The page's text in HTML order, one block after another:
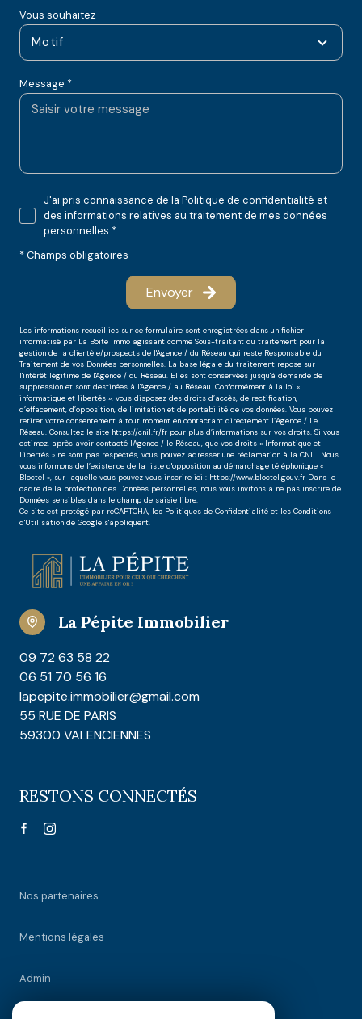
Vous souhaitez
Motif
Message *
J'ai pris connaissance de la Politique de confidentialité et
des informations relatives au traitement de mes données
personnelles *
* Champs obligatoires
Envoyer
Les informations recueillies sur ce formulaire sont enregistrées dans un fichier
informatisé par La Boite Immo agissant comme Sous-traitant du traitement pour la
gestion de la clientèle/prospects de l'Agence / du Réseau qui reste Responsable du
Traitement de vos Données personnelles. La base légale du traitement repose sur
l'intérêt légitime de l'Agence / du Réseau. Elles sont conservées jusqu'à demande de
suppression et sont destinées à l'Agence / au Réseau. Conformément à la loi «
informatique et libertés », vous disposez des droits d’accès, de rectification,
d’effacement, d’opposition, de limitation et de portabilité de vos données. Vous pouvez
retirer votre consentement à tout moment en contactant directement l’Agence / Le
Réseau. Consultez le site https://cnil.fr/fr pour plus d’informations sur vos droits. Si vous
estimez, après avoir contacté l'Agence / le Réseau, que vos droits « Informatique et
Libertés » ne sont pas respectés, vous pouvez adresser une réclamation à la CNIL. Nous
vous informons de l’existence de la liste d'opposition au démarchage téléphonique «
Bloctel », sur laquelle vous pouvez vous inscrire ici : https://www.bloctel.gouv.fr Dans le
cadre de la protection des Données personnelles, nous vous invitons à ne pas inscrire de
Données sensibles dans le champ de saisie libre.
Ce site est protégé par reCAPTCHA, les Politiques de Confidentialité et les Conditions
d'Utilisation de Google s'appliquent.
La Pépite Immobilier
09 72 63 58 22
06 51 70 56 16
lapepite.immobilier@gmail.com
55 RUE DE PARIS
59300 VALENCIENNES
RESTONS CONNECTÉS
Nos partenaires
Mentions légales
Admin